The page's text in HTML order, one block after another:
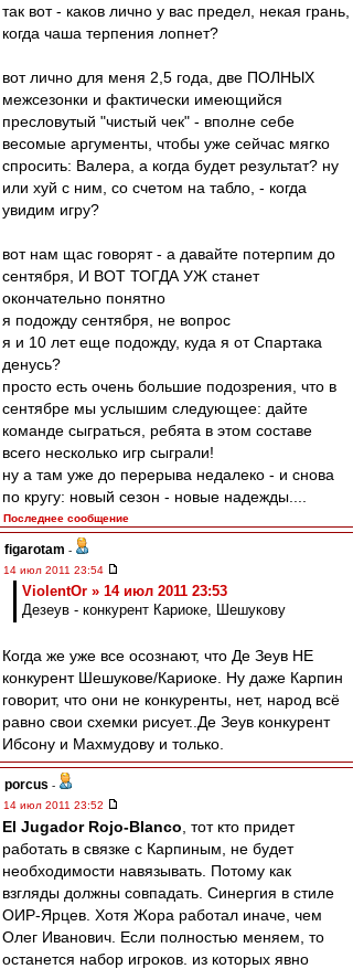
так вот - каков лично у вас предел, некая грань,
когда чаша терпения лопнет?
вот лично для меня 2,5 года, две ПОЛНЫХ
межсезонки и фактически имеющийся
пресловутый "чистый чек" - вполне себе
весомые аргументы, чтобы уже сейчас мягко
спросить: Валера, а когда будет результат? ну
или хуй с ним, со счетом на табло, - когда
увидим игру?
вот нам щас говорят - а давайте потерпим до
сентября, И ВОТ ТОГДА УЖ станет
окончательно понятно
я подожду сентября, не вопрос
я и 10 лет еще подожду, куда я от Спартака
денусь?
просто есть очень большие подозрения, что в
сентябре мы услышим следующее: дайте
команде сыграться, ребята в этом составе
всего несколько игр сыграли!
ну а там уже до перерыва недалеко - и снова
по кругу: новый сезон - новые надежды....
Последнее сообщение
figarotam -
14 июл 2011 23:54
ViolentOr » 14 июл 2011 23:53
Дезеув - конкурент Кариоке, Шешукову
Когда же уже все осознают, что Де Зеув НЕ
конкурент Шешукове/Кариоке. Ну даже Карпин
говорит, что они не конкуренты, нет, народ всё
равно свои схемки рисует..Де Зеув конкурент
Ибсону и Махмудову и только.
porcus -
14 июл 2011 23:52
El Jugador Rojo-Blanco , тот кто придет
работать в связке с Карпиным, не будет
необходимости навязывать. Потому как
взгляды должны совпадать. Синергия в стиле
ОИР-Ярцев. Хотя Жора работал иначе, чем
Олег Иванович. Если полностью меняем, то
останется набор игроков. из которых явно